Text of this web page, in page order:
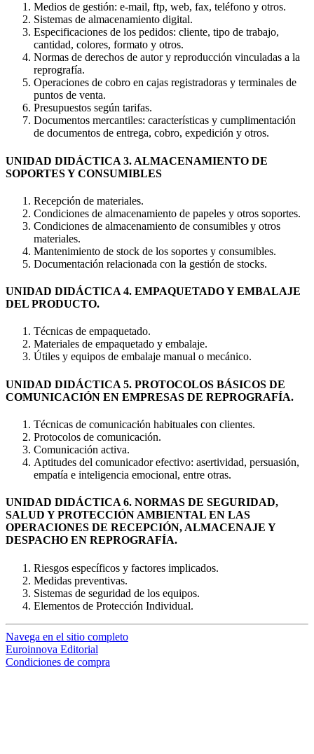
Medios de gestión: e-mail, ftp, web, fax, teléfono y otros.
Sistemas de almacenamiento digital.
Especificaciones de los pedidos: cliente, tipo de trabajo,
cantidad, colores, formato y otros.
Normas de derechos de autor y reproducción vinculadas a la
reprografía.
Operaciones de cobro en cajas registradoras y terminales de
puntos de venta.
Presupuestos según tarifas.
Documentos mercantiles: características y cumplimentación
de documentos de entrega, cobro, expedición y otros.
UNIDAD DIDÁCTICA 3. ALMACENAMIENTO DE
SOPORTES Y CONSUMIBLES
Recepción de materiales.
Condiciones de almacenamiento de papeles y otros soportes.
Condiciones de almacenamiento de consumibles y otros
materiales.
Mantenimiento de stock de los soportes y consumibles.
Documentación relacionada con la gestión de stocks.
UNIDAD DIDÁCTICA 4. EMPAQUETADO Y EMBALAJE
DEL PRODUCTO.
Técnicas de empaquetado.
Materiales de empaquetado y embalaje.
Útiles y equipos de embalaje manual o mecánico.
UNIDAD DIDÁCTICA 5. PROTOCOLOS BÁSICOS DE
COMUNICACIÓN EN EMPRESAS DE REPROGRAFÍA.
Técnicas de comunicación habituales con clientes.
Protocolos de comunicación.
Comunicación activa.
Aptitudes del comunicador efectivo: asertividad, persuasión,
empatía e inteligencia emocional, entre otras.
UNIDAD DIDÁCTICA 6. NORMAS DE SEGURIDAD,
SALUD Y PROTECCIÓN AMBIENTAL EN LAS
OPERACIONES DE RECEPCIÓN, ALMACENAJE Y
DESPACHO EN REPROGRAFÍA.
Riesgos específicos y factores implicados.
Medidas preventivas.
Sistemas de seguridad de los equipos.
Elementos de Protección Individual.
Navega en el sitio completo
Euroinnova Editorial
Condiciones de compra